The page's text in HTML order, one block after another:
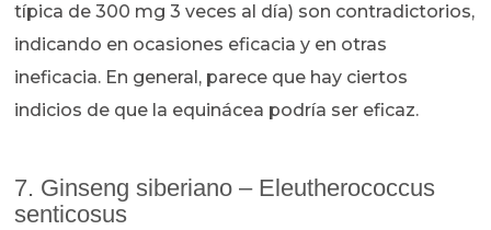
típica de 300 mg 3 veces al día) son contradictorios,
indicando en ocasiones eficacia y en otras
ineficacia. En general, parece que hay ciertos
indicios de que la equinácea podría ser eficaz.
7. Ginseng siberiano – Eleutherococcus
senticosus